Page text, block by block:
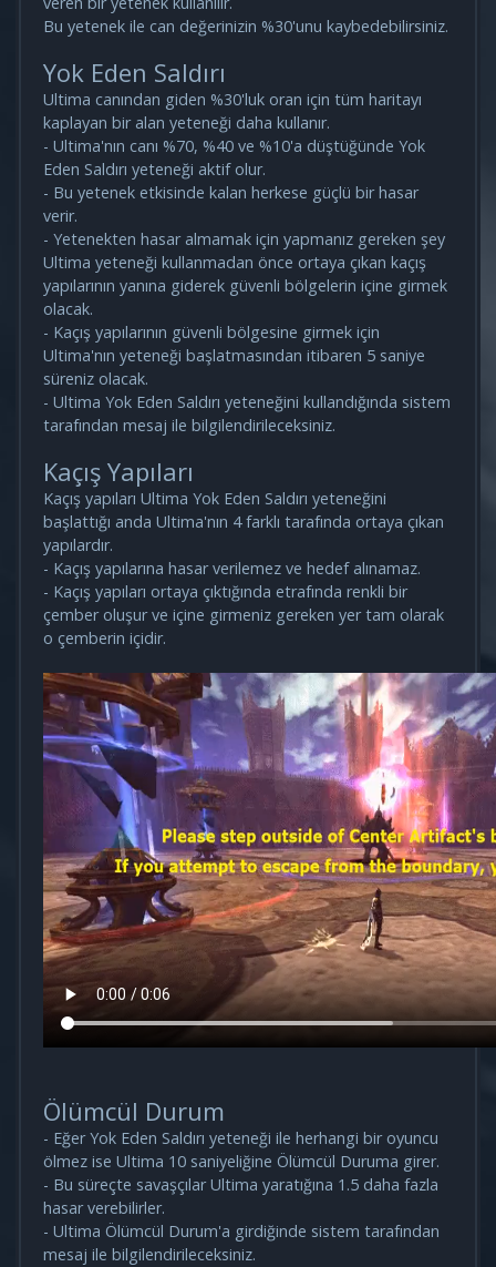
Bu yetenek ile can değerinizin %30'unu kaybedebilirsiniz.
Yok Eden Saldırı
Ultima canından giden %30'luk oran için tüm haritayı
kaplayan bir alan yeteneği daha kullanır.
- Ultima'nın canı %70, %40 ve %10'a düştüğünde Yok
Eden Saldırı yeteneği aktif olur.
- Bu yetenek etkisinde kalan herkese güçlü bir hasar
verir.
- Yetenekten hasar almamak için yapmanız gereken şey
Ultima yeteneği kullanmadan önce ortaya çıkan kaçış
yapılarının yanına giderek güvenli bölgelerin içine girmek
olacak.
- Kaçış yapılarının güvenli bölgesine girmek için
Ultima'nın yeteneği başlatmasından itibaren 5 saniye
süreniz olacak.
- Ultima Yok Eden Saldırı yeteneğini kullandığında sistem
tarafından mesaj ile bilgilendirileceksiniz.
Kaçış Yapıları
Kaçış yapıları Ultima Yok Eden Saldırı yeteneğini
başlattığı anda Ultima'nın 4 farklı tarafında ortaya çıkan
yapılardır.
- Kaçış yapılarına hasar verilemez ve hedef alınamaz.
- Kaçış yapıları ortaya çıktığında etrafında renkli bir
çember oluşur ve içine girmeniz gereken yer tam olarak
o çemberin içidir.
Ölümcül Durum
- Eğer Yok Eden Saldırı yeteneği ile herhangi bir oyuncu
ölmez ise Ultima 10 saniyeliğine Ölümcül Duruma girer.
- Bu süreçte savaşçılar Ultima yaratığına 1.5 daha fazla
hasar verebilirler.
- Ultima Ölümcül Durum'a girdiğinde sistem tarafından
mesaj ile bilgilendirileceksiniz.